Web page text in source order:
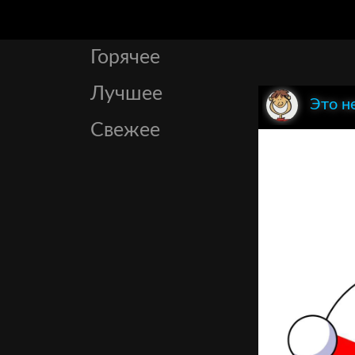
Горячее
Лучшее
Свежее
Это